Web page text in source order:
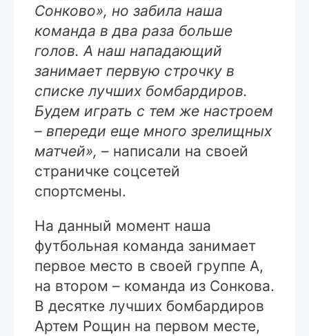
Сонково», но забила наша
команда в два раза больше
голов. А наш нападающий
занимает первую строчку в
списке лучших бомбардиров.
Будем играть с тем же настроем
– впереди еще много зрелищных
матчей», – написали на своей
страничке соцсетей
спортсмены.
На данный момент наша
футбольная команда занимает
первое место в своей группе А,
на втором – команда из Сонкова.
В десятке лучших бомбардиров
Артем Рощин на первом месте,